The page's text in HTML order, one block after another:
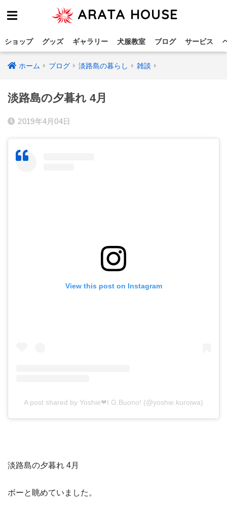
ARATA HOUSE
ショップ グッズ ギャラリー 犬服教室 ブログ サービス
ホーム ブログ 淡路島の暮らし 雑談
淡路島の夕暮れ 4月
2019年4月04日
View this post on Instagram
A post shared by Yoshie❤︎I.G.Buono! (@yoshie.kuroiwa)
淡路島の夕暮れ 4月
ボーと眺めていました。